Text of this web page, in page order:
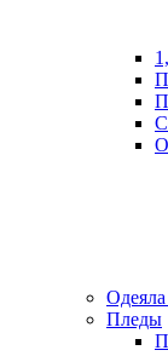
Пледы